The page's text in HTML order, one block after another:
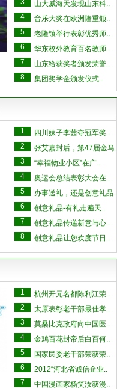
3
山大威海天发现山东科..
4
音乐大奖在欧洲隆重颁..
5
老隆镇举行表彰优秀师..
6
华东校外教育百名教师..
7
山东给获奖者颁发荣誉..
8
集团奖学金颁发仪式..
1
四川妹子李茜夺冠军奖..
2
张艾嘉封后，第47届金马..
3
“幸福物业小区”在广..
4
奥运会总结表彰大会在..
5
办事送礼，还是创意礼品..
6
创意礼品-有礼走遍天..
7
创意礼品传递新意与心..
8
创意礼品让您欢度节日..
1
杭州开元名都陈利江荣..
2
太原表彰老干部最佳孝..
3
莫桑比克政府向中国医..
4
金鸡百花封帝后白百何..
5
国家民委老干部荣获荣..
6
2012“河北省诚信企业..
7
中国漫画家杨笑汝获漫..